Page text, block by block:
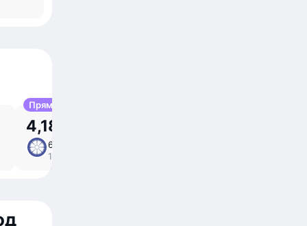
Прямой
4,18 млн UZS
6 сен, вс
12:25 – 18:35